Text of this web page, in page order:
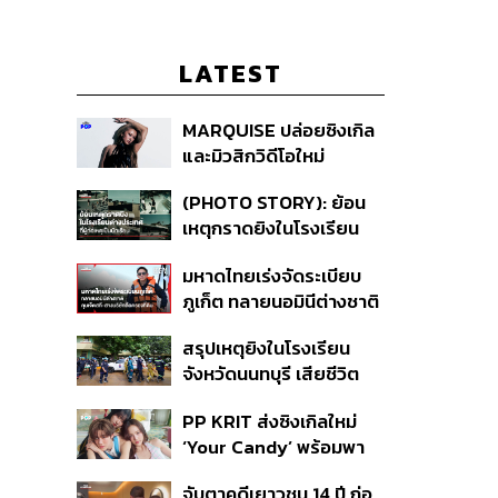
LATEST
MARQUISE ปล่อยซิงเกิล
และมิวสิกวิดีโอใหม่
สัมพันธ์สุด Toxic
(PHOTO STORY): ย้อน
เหตุกราดยิงในโรงเรียน
นักเรียน
มหาดไทยเร่งจัดระเบียบ
ภูเก็ต ทลายนอมินีต่างชาติ
ที่ดิน เคลียร์ใบอนุญาต
โรงแรมค้าง 7 ปี
สรุปเหตุยิงในโรงเรียน
จังหวัดนนทบุรี เสียชีวิต
ปมค้นประวัติคดีกราดยิงที่
สหรัฐฯ
PP KRIT ส่งซิงเกิลใหม่
‘Your Candy’ พร้อมพา